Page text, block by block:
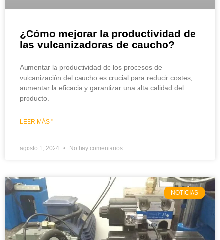
¿Cómo mejorar la productividad de
las vulcanizadoras de caucho?
Aumentar la productividad de los procesos de
vulcanización del caucho es crucial para reducir costes,
aumentar la eficacia y garantizar una alta calidad del
producto.
LEER MÁS "
agosto 1, 2024 No hay comentarios
NOTICIAS